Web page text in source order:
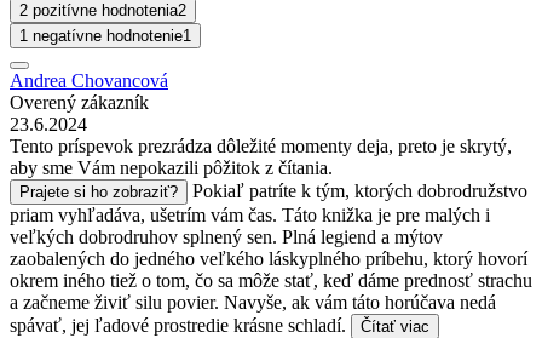
2 pozitívne hodnotenia2
1 negatívne hodnotenie1
Andrea Chovancová
Overený zákazník
23.6.2024
Tento príspevok prezrádza dôležité momenty deja, preto je skrytý,
aby sme Vám nepokazili pôžitok z čítania.
Prajete si ho zobraziť?
Pokiaľ patríte k tým, ktorých dobrodružstvo
priam vyhľadáva, ušetrím vám čas. Táto knižka je pre malých i
veľkých dobrodruhov splnený sen. Plná legiend a mýtov
zaobalených do jedného veľkého láskyplného príbehu, ktorý hovorí
okrem iného tiež o tom, čo sa môže stať, keď dáme prednosť strachu
a začneme živiť silu povier. Navyše, ak vám táto horúčava nedá
spávať, jej ľadové prostredie krásne schladí.
Čítať viac